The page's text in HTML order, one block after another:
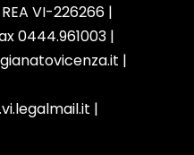
VI-226266 |
0444.961003 |
|
|